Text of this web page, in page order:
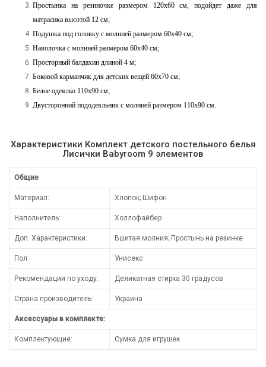
Простынка на резиночке размером 120х60 см, подойдет даже для
матрасика высотой 12 см;
Подушка под головку с молнией размером 60х40 см;
Наволочка с молнией размером 60х40 см;
Просторный балдахин длиной 4 м;
Боковой карманчик для детских вещей 60х70 см;
Белое одеялко 110х90 см;
Двусторонний пододеяльник с молнией размером 110х90 см.
Характеристики Комплект детского постельного белья
Лисички Babyroom 9 элементов
Общие
Материал: Хлопок; Шифон
Наполнитель: Холлофайбер
Доп. Характеристики: Вшитая молния; Простынь на резинке
Пол: Унисекс
Рекомендации по уходу: Деликатная стирка 30 градусов
Страна производитель: Украина
Аксессуары в комплекте:
Комплектующие: Сумка для игрушек